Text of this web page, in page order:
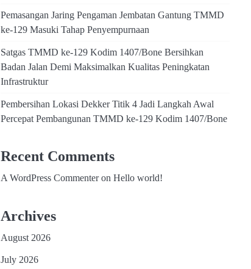
Pemasangan Jaring Pengaman Jembatan Gantung TMMD
ke-129 Masuki Tahap Penyempurnaan
Satgas TMMD ke-129 Kodim 1407/Bone Bersihkan
Badan Jalan Demi Maksimalkan Kualitas Peningkatan
Infrastruktur
Pembersihan Lokasi Dekker Titik 4 Jadi Langkah Awal
Percepat Pembangunan TMMD ke-129 Kodim 1407/Bone
Recent Comments
A WordPress Commenteron Hello world!
Archives
August 2026
July 2026